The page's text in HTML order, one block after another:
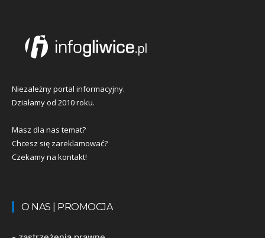
Niezależny portal informacyjny.
Działamy od 2010 roku.
Masz dla nas temat?
Chcesz się zareklamować?
Czekamy na kontakt!
O NAS | PROMOCJA